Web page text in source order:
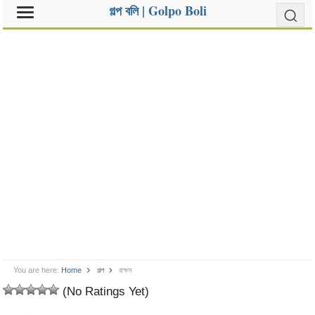
গল্প বলি | Golpo Boli
You are here: Home গল্প রাক্ষস
(No Ratings Yet)